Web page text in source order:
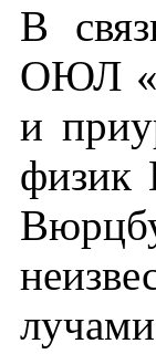
В
ОЮЛ
и
физик